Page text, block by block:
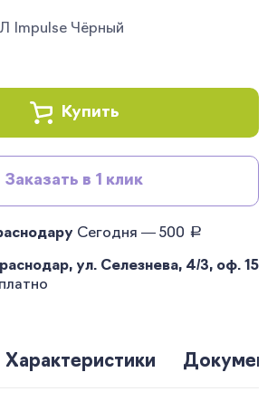
Impulse Чёрный
Купить
Заказать в 1 клик
Сегодня — 500 руб.
ул. Селезнева, 4/3, оф. 15
Характеристики